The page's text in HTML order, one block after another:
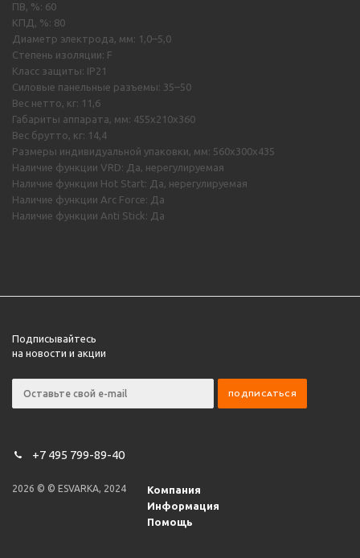
ПВ, %: 60
КПД, %: 80
Диаметр электрода, мм: 1,0–5,0
Степень изоляции: F
Класс защиты: IP21
Силовые панельные разъемы: 35–50
Вес нетто, кг: 11,6
Габариты аппарата, мм: 455х210х360
Вес брутто, кг: 14,4
Размеры индивидуальной упаковки, мм: 560х300х435
Наличие функции VRD: Да, нерегулируемая
Наличие функции Hot Start: Да, нерегулируемая
Наличие функции Arc Force: Да
Наличие функции Anti Stick: Да
Подписывайтесь
на новости и акции
+7 495 799-89-40
2026 © © ESVARKA, 2024
Компания
Информация
Помощь